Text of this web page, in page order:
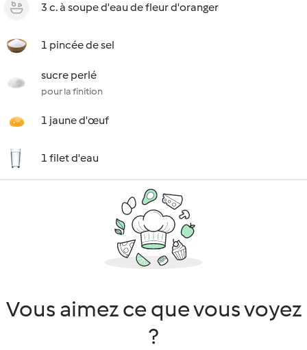
3 c. à soupe d'eau de fleur d'oranger
1 pincée de sel
sucre perlé
pour la finition
1 jaune d'œuf
1 filet d'eau
Vous aimez ce que vous voyez
?